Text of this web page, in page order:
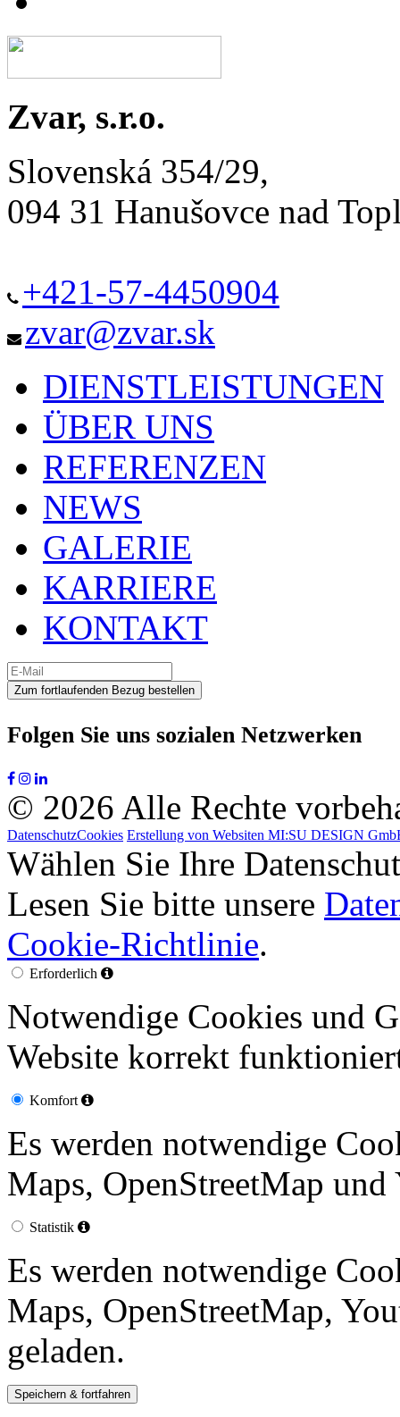
Zvar, s.r.o.
Slovenská 354/29,
094 31 Hanušovce nad
+421-57-4450904
zvar@zvar.sk
DIENSTLEISTUNGEN
ÜBER UNS
REFERENZEN
NEWS
GALERIE
KARRIERE
KONTAKT
Zum fortlaufenden Bezug bestellen
Folgen Sie uns sozialen Netzwerken
© 2026 Alle Rechte
DatenschutzCookies Erstellung von Websiten MI:SU DESIGN
Wählen Sie Ihre
Lesen Sie bitte unsere
Cookie-Richtlinie.
Erforderlich
Notwendige Cookies und
Website korrekt
Komfort
Es werden notwendige
Maps, OpenStreetMap und
Statistik
Es werden notwendige
Maps, OpenStreetMap,
geladen.